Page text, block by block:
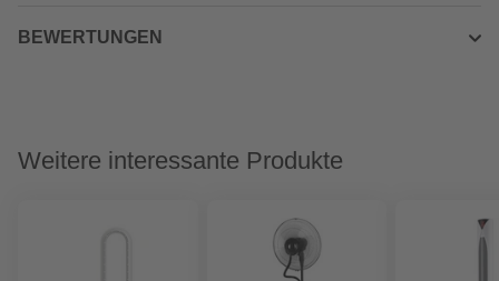
BEWERTUNGEN
Weitere interessante Produkte